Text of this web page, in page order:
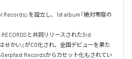
Records』を設立し、1st album『絶対零度の
RECORDSと共同リリースされた3rd
せかい』がCD化され、全国デビューを果た
Recordsからカセット化もされてい